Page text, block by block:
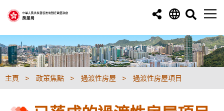
主頁 政策焦點 過渡性房屋 過渡性房屋項目